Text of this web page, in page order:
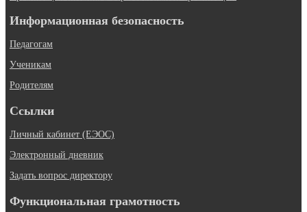
Информационная безопасность
Педагогам
Ученикам
Родителям
Ссылки
Личный кабинет (ЕЭОС)
Электронный дневник
Задать вопрос директору
Функциональная грамотность